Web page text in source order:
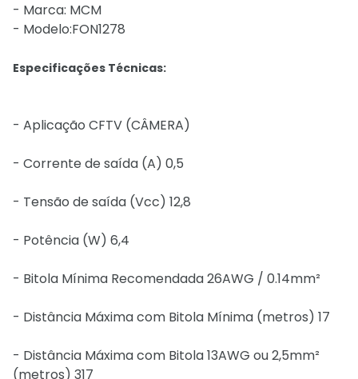
- Marca: MCM
- Modelo:FON1278
Especificações Técnicas:
- Aplicação CFTV (CÂMERA)
- Corrente de saída (A) 0,5
- Tensão de saída (Vcc) 12,8
- Potência (W) 6,4
- Bitola Mínima Recomendada 26AWG / 0.14mm²
- Distância Máxima com Bitola Mínima (metros) 17
- Distância Máxima com Bitola 13AWG ou 2,5mm²
(metros) 317